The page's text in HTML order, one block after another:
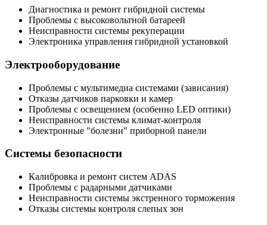
Диагностика и ремонт гибридной системы
Проблемы с высоковольтной батареей
Неисправности системы рекуперации
Электроника управления гибридной установкой
Электрооборудование
Проблемы с мультимедиа системами (зависания)
Отказы датчиков парковки и камер
Проблемы с освещением (особенно LED оптики)
Неисправности системы климат-контроля
Электронные "болезни" приборной панели
Системы безопасности
Калибровка и ремонт систем ADAS
Проблемы с радарными датчиками
Неисправности системы экстренного торможения
Отказы системы контроля слепых зон